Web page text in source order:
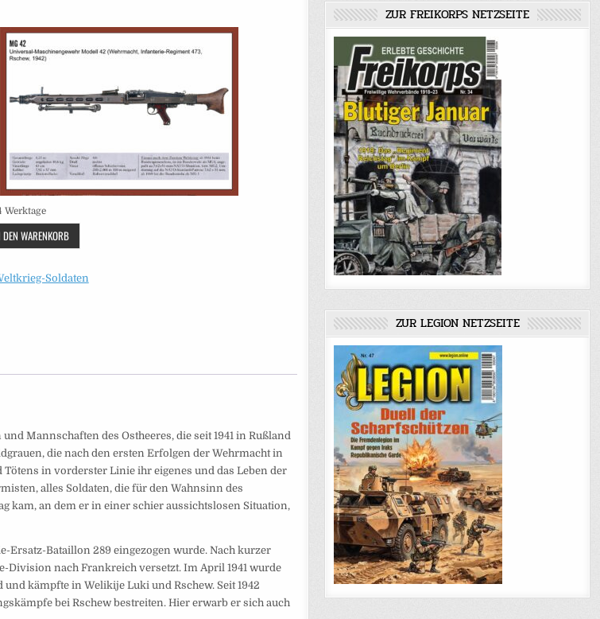
Werktage
DEN WARENKORB
Soldaten
Mannschaften des Ostheeres, die seit 1941 in Rußland
die nach den ersten Erfolgen der Wehrmacht in
in vorderster Linie ihr eigenes und das Leben der
alles Soldaten, die für den Wahnsinn des
kam, an dem er in einer schier aussichtslosen Situation,
Ersatz-Bataillon 289 eingezogen wurde. Nach kurzer
Division nach Frankreich versetzt. Im April 1941 wurde
kämpfte in Welikije Luki und Rschew. Seit 1942
bei Rschew bestreiten. Hier erwarb er sich auch
ZUR FREIKORPS NETZSEITE
ZUR LEGION NETZSEITE